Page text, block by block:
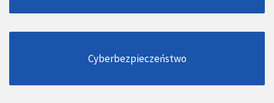
Cyberbezpieczeństwo